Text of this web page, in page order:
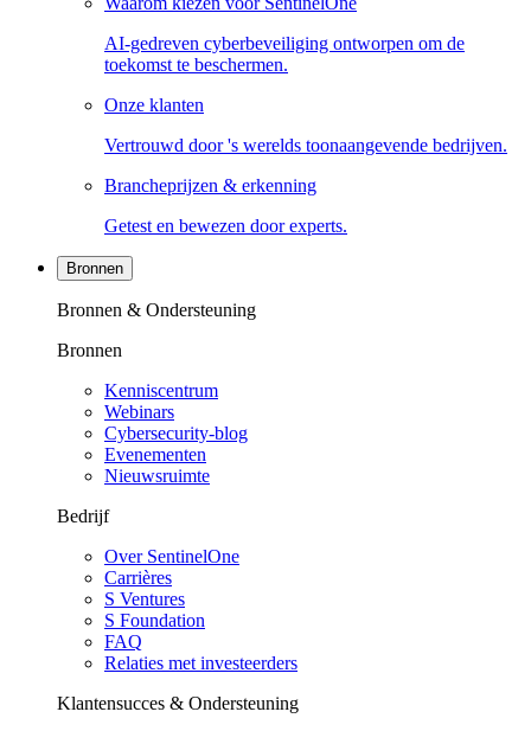
AI-gedreven cyberbeveiliging ontworpen om de
toekomst te beschermen.
Onze klanten
Vertrouwd door 's werelds toonaangevende bedrijven.
Brancheprijzen & erkenning
Getest en bewezen door experts.
Bronnen
Bronnen & Ondersteuning
Bronnen
Kenniscentrum
Webinars
Cybersecurity-blog
Evenementen
Nieuwsruimte
Bedrijf
Over SentinelOne
Carrières
S Ventures
S Foundation
FAQ
Relaties met investeerders
Klantensucces & Ondersteuning